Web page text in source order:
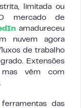
limitada ou
O mercado de
amadureceu
nuvem agora
de trabalho
Extensões
mas vêm com
das